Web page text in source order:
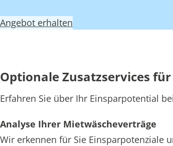
Angebot erhalten
Optionale Zusatzservices
Erfahren Sie über Ihr Einsparpotential
Analyse Ihrer Mietwäscheverträge
Wir erkennen für Sie Einsparpotenziale